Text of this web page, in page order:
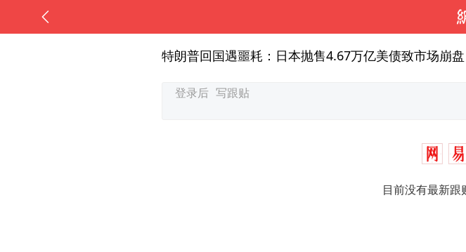
特朗普回国遇噩耗：日本抛售4.67万亿美债致市场崩盘
目前没有最新跟